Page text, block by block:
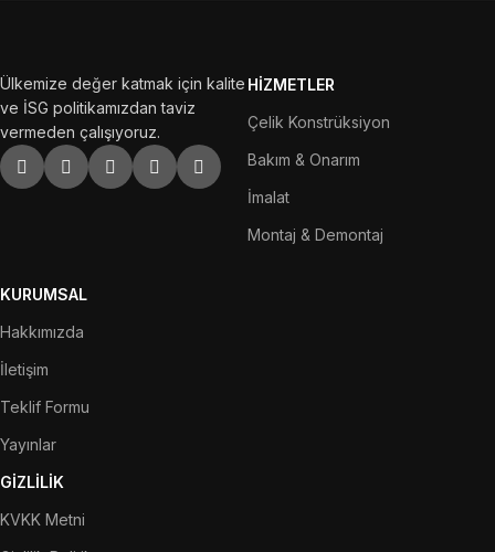
Ülkemize değer katmak için kalite
ve İSG politikamızdan taviz
vermeden çalışıyoruz.
HİZMETLER
Çelik Konstrüksiyon
Bakım & Onarım
İmalat
Montaj & Demontaj
KURUMSAL
Hakkımızda
İletişim
Teklif Formu
Yayınlar
GİZLİLİK
KVKK Metni